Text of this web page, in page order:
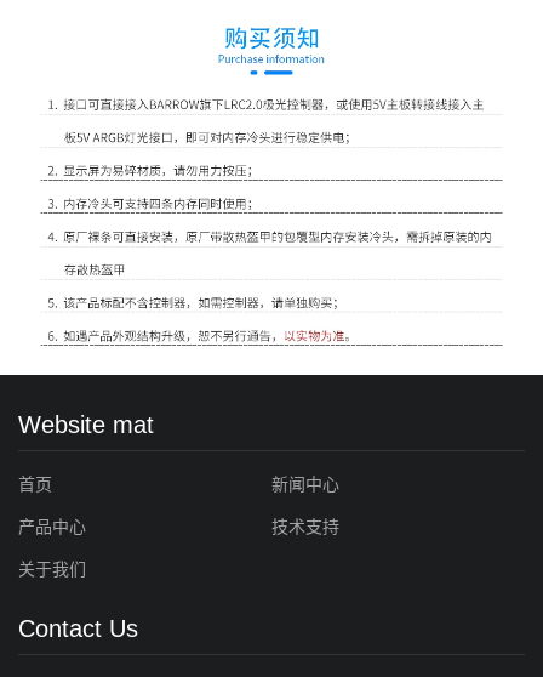
Website mat
首页 新闻中心
产品中心 技术支持
关于我们
Contact Us